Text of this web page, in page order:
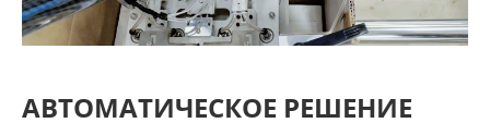
АВТОМАТИЧЕСКОЕ РЕШЕНИЕ